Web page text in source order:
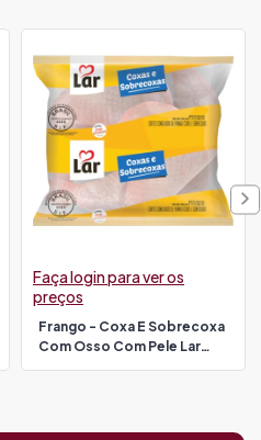
Frango - Coxa E Sobrecoxa
Com Osso Com Pele Lar
Faça login para ver os
preços